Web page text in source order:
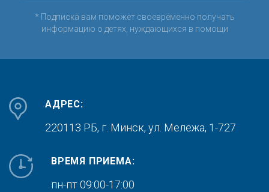
* Подписка вам поможет своевременно получать
информацию о детях, нуждающихся в помощи
АДРЕС:
220113 РБ, г. Минск, ул. Мележа, 1-727
ВРЕМЯ ПРИЕМА:
пн-пт 09:00-17:00